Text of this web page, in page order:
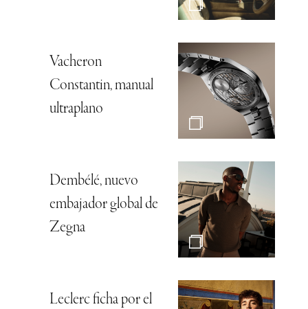
Vacheron
Constantin, manual
ultraplano
Dembélé, nuevo
embajador global de
Zegna
Leclerc ficha por el